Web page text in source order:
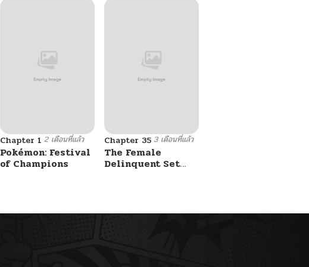
Chapter 1 2 เดือนที่แล้ว
Pokémon: Festival
of Champions
Chapter 35 3 เดือนที่แล้ว
The Female
Delinquent Set